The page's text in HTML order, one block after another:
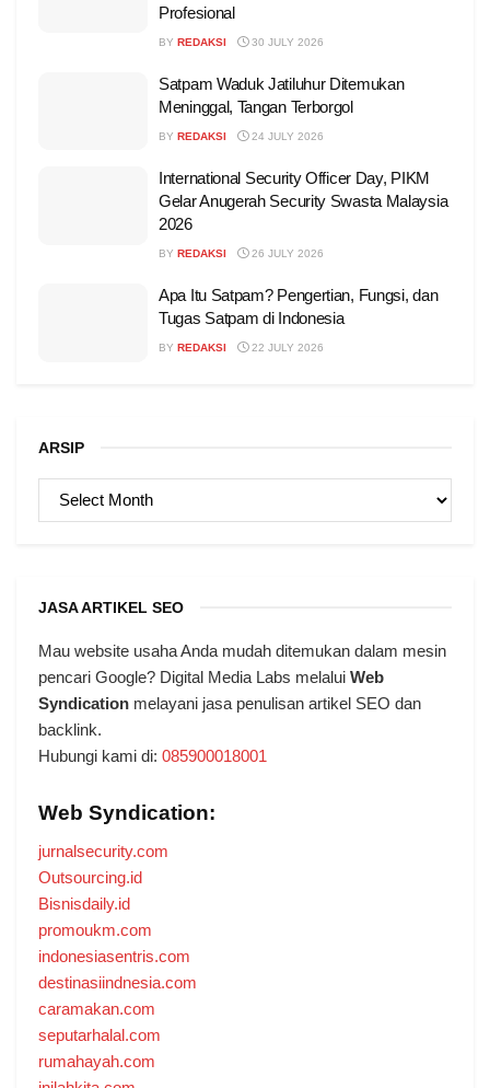
Profesional
BY REDAKSI 30 JULY 2026
Satpam Waduk Jatiluhur Ditemukan
Meninggal, Tangan Terborgol
BY REDAKSI 24 JULY 2026
International Security Officer Day, PIKM
Gelar Anugerah Security Swasta Malaysia
2026
BY REDAKSI 26 JULY 2026
Apa Itu Satpam? Pengertian, Fungsi, dan
Tugas Satpam di Indonesia
BY REDAKSI 22 JULY 2026
ARSIP
ARSIP
JASA ARTIKEL SEO
Mau website usaha Anda mudah ditemukan dalam mesin
pencari Google? Digital Media Labs melalui Web
Syndication melayani jasa penulisan artikel SEO dan
backlink.
Hubungi kami di: 085900018001
Web Syndication:
jurnalsecurity.com
Outsourcing.id
Bisnisdaily.id
promoukm.com
indonesiasentris.com
destinasiindnesia.com
caramakan.com
seputarhalal.com
rumahayah.com